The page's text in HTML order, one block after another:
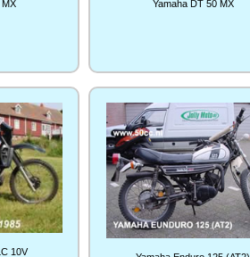
Yamaha DT 50 MX
10V